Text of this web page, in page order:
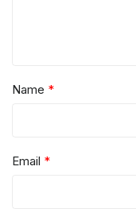
Name *
Email *